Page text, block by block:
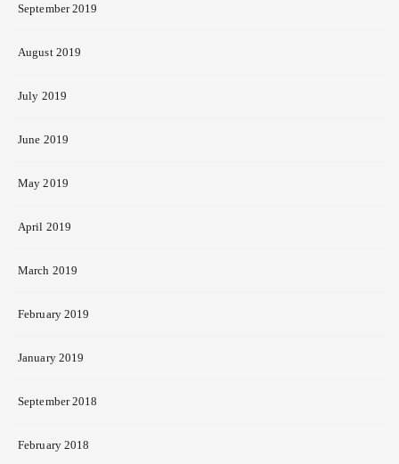
September 2019
August 2019
July 2019
June 2019
May 2019
April 2019
March 2019
February 2019
January 2019
September 2018
February 2018